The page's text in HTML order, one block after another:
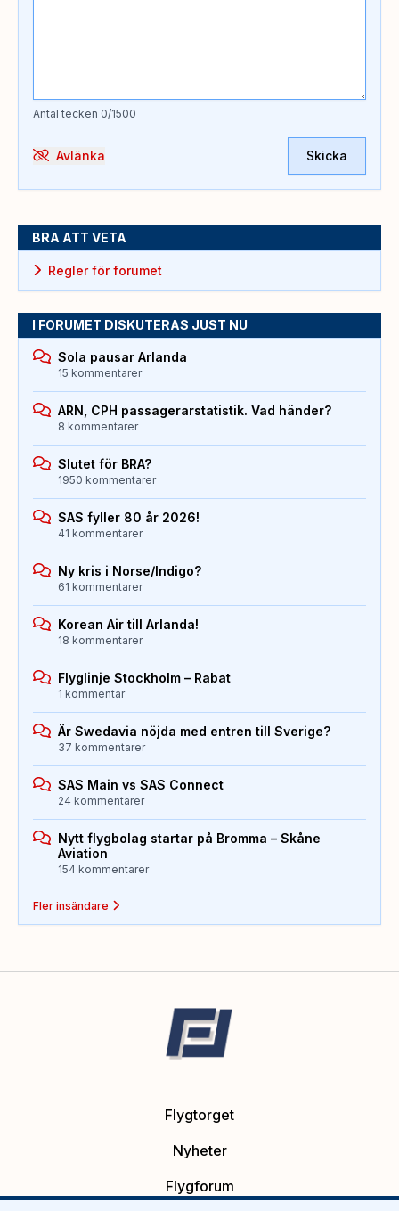
Antal tecken 0/1500
Avlänka Skicka
BRA ATT VETA
Regler för forumet
I FORUMET DISKUTERAS JUST NU
Sola pausar Arlanda
15 kommentarer
ARN, CPH passagerarstatistik. Vad händer?
8 kommentarer
Slutet för BRA?
1950 kommentarer
SAS fyller 80 år 2026!
41 kommentarer
Ny kris i Norse/Indigo?
61 kommentarer
Korean Air till Arlanda!
18 kommentarer
Flyglinje Stockholm – Rabat
1 kommentar
Är Swedavia nöjda med entren till Sverige?
37 kommentarer
SAS Main vs SAS Connect
24 kommentarer
Nytt flygbolag startar på Bromma – Skåne
Aviation
154 kommentarer
Fler insändare
Flygtorget
Nyheter
Flygforum